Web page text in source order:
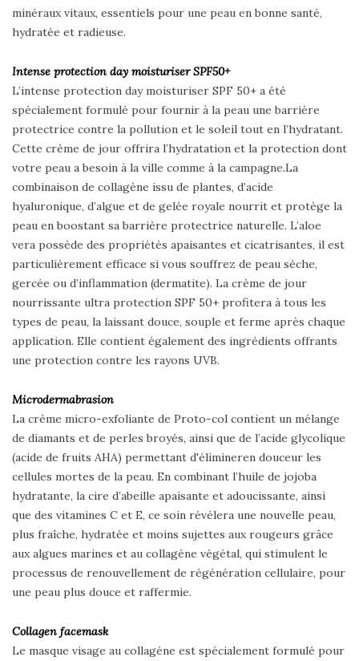
minéraux vitaux, essentiels pour une peau en bonne santé,
hydratée et radieuse.
Intense protection day moisturiser SPF50+
L’intense protection day moisturiser SPF 50+ a été
spécialement formulé pour fournir à la peau une barrière
protectrice contre la pollution et le soleil tout en l’hydratant.
Cette crème de jour offrira l’hydratation et la protection dont
votre peau a besoin à la ville comme à la campagne.La
combinaison de collagène issu de plantes, d’acide
hyaluronique, d’algue et de gelée royale nourrit et protège la
peau en boostant sa barrière protectrice naturelle. L’aloe
vera possède des propriétés apaisantes et cicatrisantes, il est
particulièrement efficace si vous souffrez de peau sèche,
gercée ou d’inflammation (dermatite). La crème de jour
nourrissante ultra protection SPF 50+ profitera à tous les
types de peau, la laissant douce, souple et ferme après chaque
application. Elle contient également des ingrédients offrants
une protection contre les rayons UVB.
Microdermabrasion
La crème micro-exfoliante de Proto-col contient un mélange
de diamants et de perles broyés, ainsi que de l’acide glycolique
(acide de fruits AHA) permettant d'élimineren douceur les
cellules mortes de la peau. En combinant l’huile de jojoba
hydratante, la cire d’abeille apaisante et adoucissante, ainsi
que des vitamines C et E, ce soin révélera une nouvelle peau,
plus fraîche, hydratée et moins sujettes aux rougeurs grâce
aux algues marines et au collagène végétal, qui stimulent le
processus de renouvellement de régénération cellulaire, pour
une peau plus douce et raffermie.
Collagen facemask
Le masque visage au collagène est spécialement formulé pour